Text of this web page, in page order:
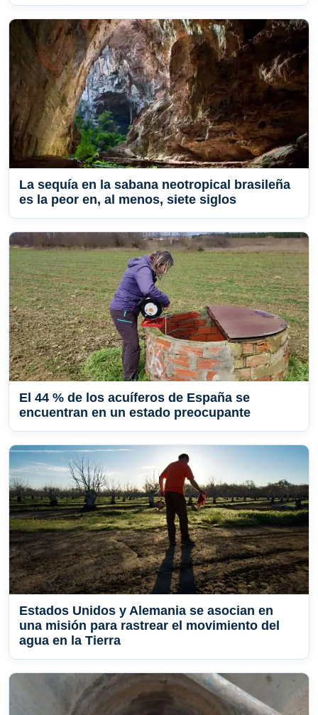
La sequía en la sabana neotropical brasileña
es la peor en, al menos, siete siglos
El 44 % de los acuíferos de España se
encuentran en un estado preocupante
Estados Unidos y Alemania se asocian en
una misión para rastrear el movimiento del
agua en la Tierra